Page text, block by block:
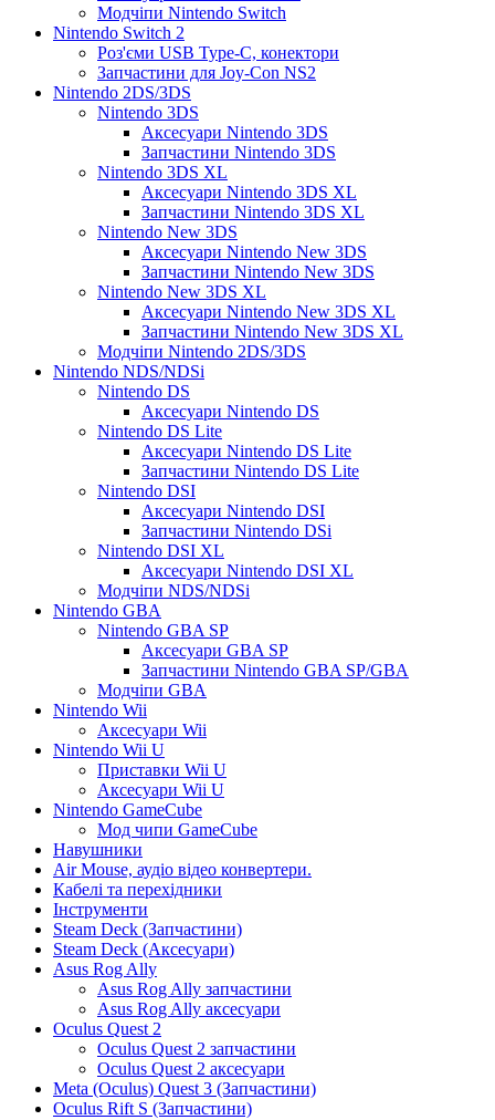
Модчіпи Nintendo Switch
Nintendo Switch 2
Роз'єми USB Type-C, конектори
Запчастини для Joy-Con NS2
Nintendo 2DS/3DS
Nintendo 3DS
Аксесуари Nintendo 3DS
Запчастини Nintendo 3DS
Nintendo 3DS XL
Аксесуари Nintendo 3DS XL
Запчастини Nintendo 3DS XL
Nintendo New 3DS
Аксесуари Nintendo New 3DS
Запчастини Nintendo New 3DS
Nintendo New 3DS XL
Аксесуари Nintendo New 3DS XL
Запчастини Nintendo New 3DS XL
Модчіпи Nintendo 2DS/3DS
Nintendo NDS/NDSi
Nintendo DS
Аксесуари Nintendo DS
Nintendo DS Lite
Аксесуари Nintendo DS Lite
Запчастини Nintendo DS Lite
Nintendo DSI
Аксесуари Nintendo DSI
Запчастини Nintendo DSi
Nintendo DSI XL
Аксесуари Nintendo DSI XL
Модчіпи NDS/NDSi
Nintendo GBA
Nintendo GBA SP
Аксесуари GBA SP
Запчастини Nintendo GBA SP/GBA
Модчіпи GBA
Nintendo Wii
Аксесуари Wii
Nintendo Wii U
Приставки Wii U
Аксесуари Wii U
Nintendo GameCube
Мод чипи GameCube
Навушники
Air Mouse, аудіо відео конвертери.
Кабелі та перехідники
Інструменти
Steam Deck (Запчастини)
Steam Deck (Аксесуари)
Asus Rog Ally
Asus Rog Ally запчастини
Asus Rog Ally аксесуари
Oculus Quest 2
Oculus Quest 2 запчастини
Oculus Quest 2 аксесуари
Meta (Oculus) Quest 3 (Запчастини)
Oculus Rift S (Запчастини)